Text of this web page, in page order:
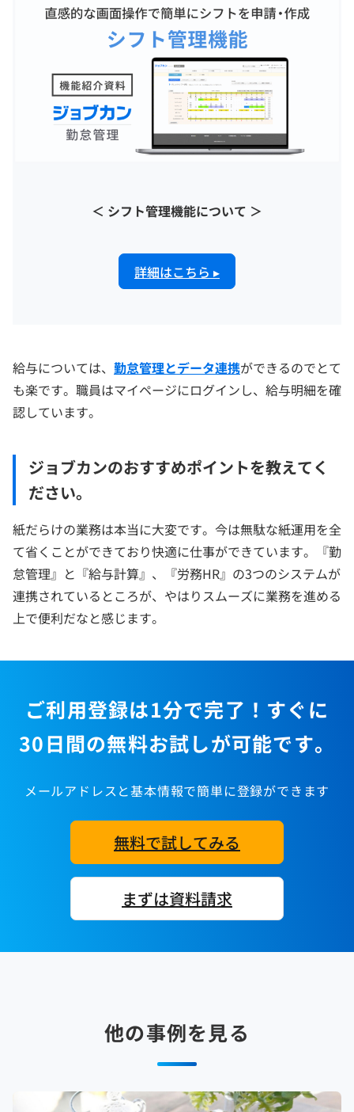
＜ シフト管理機能について ＞
詳細はこちら ▸
給与については、 勤怠管理とデータ連携ができるのでとて
も楽です。職員はマイページにログインし、給与明細を確
認しています。
ジョブカンのおすすめポイントを教えてく
ださい。
紙だらけの業務は本当に大変です。今は無駄な紙運用を全
て省くことができており快適に仕事ができています。『勤
怠管理』と『給与計算』、『労務HR』の3つのシステムが
連携されているところが、やはりスムーズに業務を進める
上で便利だなと感じます。
ご利用登録は1分で完了！すぐに
30日間の無料お試しが可能です。
メールアドレスと基本情報で簡単に登録ができます
無料で試してみる
まずは資料請求
他の事例を見る